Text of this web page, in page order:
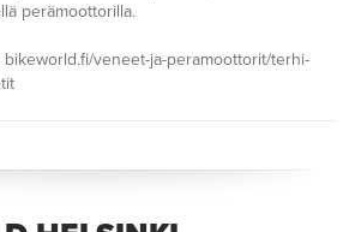
perämoottorilla.
bikeworld.fi/veneet-ja-peramoottorit/terhi-